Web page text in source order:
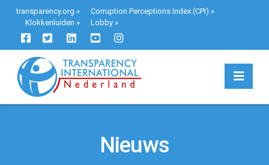
transparency.org » Corruption Perceptions Index (CPI) »
Klokkenluiden » Lobby»
Nieuws